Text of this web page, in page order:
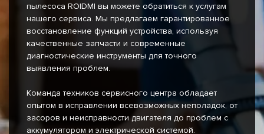
пылесоса ROIDMI вы можете обратиться к услугам
нашего сервиса. Мы предлагаем гарантированное
восстановление функций устройства, используя
качественные запчасти и современные
диагностические инструменты для точного
выявления проблем.
Команда техников сервисного центра обладает
опытом в исправлении всевозможных неполадок, от
засоров и неисправности двигателя до проблем с
аккумулятором и электрической системой.